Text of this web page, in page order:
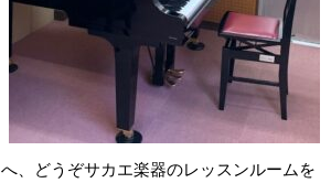
、どうぞサカエ楽器のレッスンルームを